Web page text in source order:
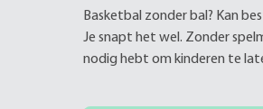
Basketbal zonder bal? Kan
Je snapt het wel. Zonder
nodig hebt om kinderen te